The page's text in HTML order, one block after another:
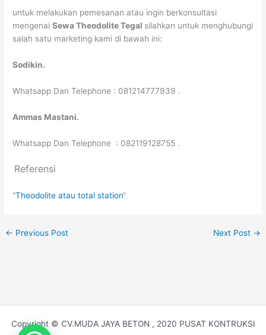
untuk melakukan pemesanan atau ingin berkonsultasi
mengenaiSewa Theodolite Tegal silahkan untuk menghubungi
salah satu marketing kami di bawah ini:
Sodikin.
Whatsapp Dan Telephone : 081214777939 .
Ammas Mastani.
Whatsapp Dan Telephone : 082119128755 .
Referensi
“Theodolite atau total station“
← Previous Post Next Post →
Copyright © CV.MUDA JAYA BETON , 2020 PUSAT KONTRUKSI